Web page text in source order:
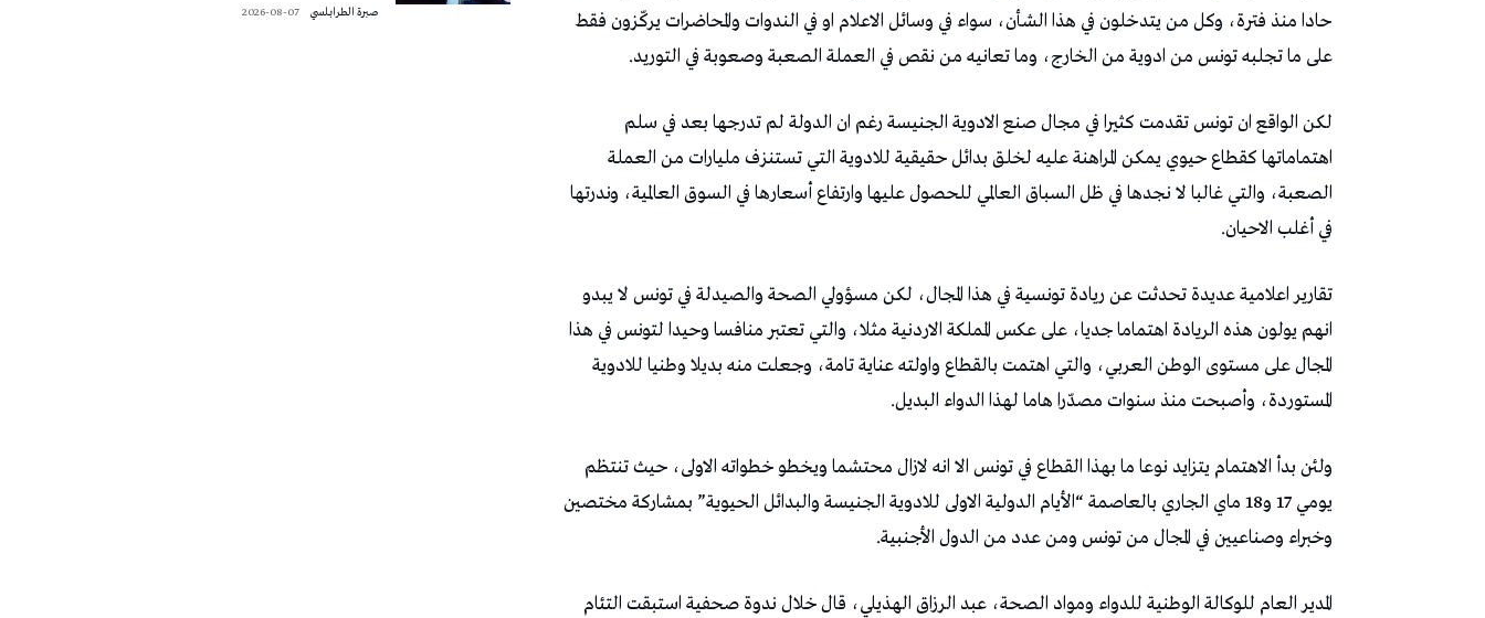
حادا منذ فترة، وكل من يتدخلون في هذا الشأن، سواء في وسائل الاعلام او في الندوات والمحاضرات يركّزون فقط
على ما تجلبه تونس من ادوية من الخارج، وما تعانيه من نقص في العملة الصعبة وصعوبة في التوريد.
لكن الواقع ان تونس تقدمت كثيرا في مجال صنع الادوية الجنيسة رغم ان الدولة لم تدرجها بعد في سلم
اهتماماتها كقطاع حيوي يمكن المراهنة عليه لخلق بدائل حقيقية للادوية التي تستنزف مليارات من العملة
الصعبة، والتي غالبا لا نجدها في ظل السباق العالمي للحصول عليها وارتفاع أسعارها في السوق العالمية، وندرتها
في أغلب الاحيان.
تقارير اعلامية عديدة تحدثت عن ريادة تونسية في هذا المجال، لكن مسؤولي الصحة والصيدلة في تونس لا يبدو
انهم يولون هذه الريادة اهتماما جديا، على عكس المملكة الاردنية مثلا، والتي تعتبر منافسا وحيدا لتونس في هذا
المجال على مستوى الوطن العربي، والتي اهتمت بالقطاع واولته عناية تامة، وجعلت منه بديلا وطنيا للادوية
المستوردة، وأصبحت منذ سنوات مصدّرا هاما لهذا الدواء البديل.
ولئن بدأ الاهتمام يتزايد نوعا ما بهذا القطاع في تونس الا انه لازال محتشما ويخطو خطواته الاولى، حيث تنتظم
يومي 17 و18 ماي الجاري بالعاصمة “الأيام الدولية الاولى للادوية الجنيسة والبدائل الحيوية” بمشاركة مختصين
وخبراء وصناعيين في المجال من تونس ومن عدد من الدول الأجنبية.
المدير العام للوكالة الوطنية للدواء ومواد الصحة، عبد الرزاق الهذيلي، قال خلال ندوة صحفية استبقت التئام
صبرة الطرابلسي 2026-08-07